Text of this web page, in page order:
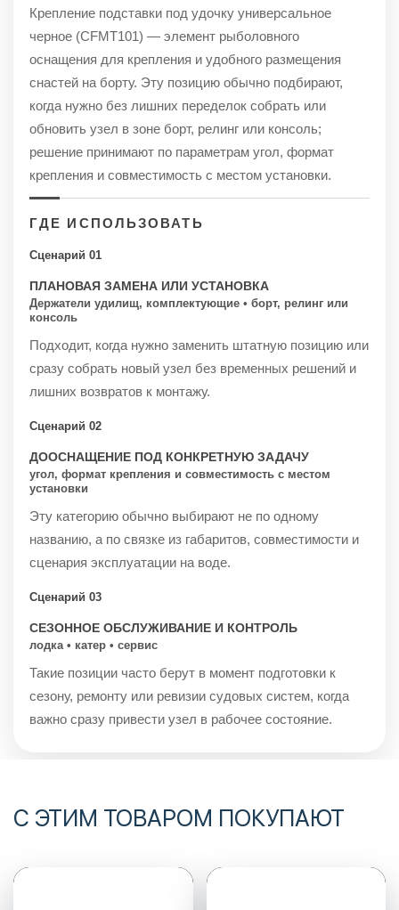
Крепление подставки под удочку универсальное
черное (CFMT101) — элемент рыболовного
оснащения для крепления и удобного размещения
снастей на борту. Эту позицию обычно подбирают,
когда нужно без лишних переделок собрать или
обновить узел в зоне борт, релинг или консоль;
решение принимают по параметрам угол, формат
крепления и совместимость с местом установки.
ГДЕ ИСПОЛЬЗОВАТЬ
Сценарий 01
ПЛАНОВАЯ ЗАМЕНА ИЛИ УСТАНОВКА
Держатели удилищ, комплектующие • борт, релинг или
консоль
Подходит, когда нужно заменить штатную позицию или
сразу собрать новый узел без временных решений и
лишних возвратов к монтажу.
Сценарий 02
ДООСНАЩЕНИЕ ПОД КОНКРЕТНУЮ ЗАДАЧУ
угол, формат крепления и совместимость с местом
установки
Эту категорию обычно выбирают не по одному
названию, а по связке из габаритов, совместимости и
сценария эксплуатации на воде.
Сценарий 03
СЕЗОННОЕ ОБСЛУЖИВАНИЕ И КОНТРОЛЬ
лодка • катер • сервис
Такие позиции часто берут в момент подготовки к
сезону, ремонту или ревизии судовых систем, когда
важно сразу привести узел в рабочее состояние.
С ЭТИМ ТОВАРОМ ПОКУПАЮТ